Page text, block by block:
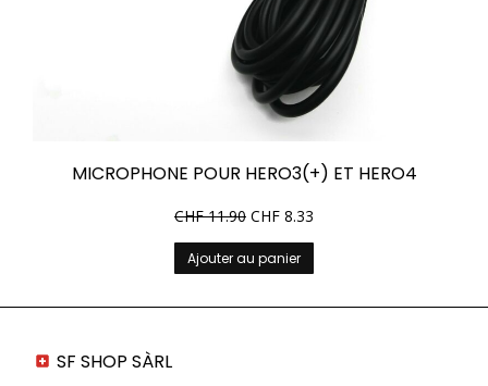
MICROPHONE POUR HERO3(+) ET HERO4
CHF11.90 CHF 8.33
Ajouter au panier
SF SHOP SÀRL